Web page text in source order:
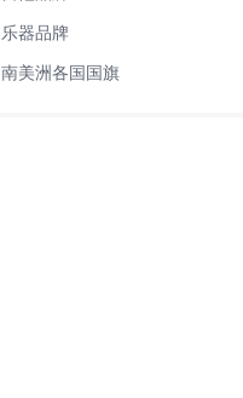
乐器品牌
南美洲各国国旗